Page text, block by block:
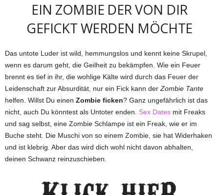
EIN ZOMBIE DER VON DIR
GEFICKT WERDEN MÖCHTE
Das untote Luder ist wild, hemmungslos und kennt keine Skrupel,
wenn es darum geht, die Geilheit zu bekämpfen. Wie ein Feuer
brennt es tief in ihr, die wohlige Kälte wird durch das Feuer der
Leidenschaft zur Absurdität, nur ein Fick kann derZombie Tante
helfen. Willst Du einen Zombie ficken? Ganz ungefährlich ist das
nicht, auch Du könntest als Untoter enden. Sex Dates mit Freaks
und sag selbst, eine Zombie Schlampe ist ein Freak, wie er im
Buche steht. Die Muschi von so einem Zombie, sie hat Widerhaken
und ist klebrig. Aber das wird dich wohl nicht davon abhalten,
deinen Schwanz reinzuschieben.